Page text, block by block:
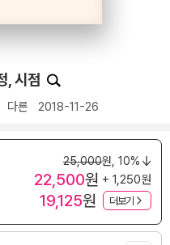
, 시점
다른 2018-11-26
25,000원, 10%
22,500원 + 1,250원
19,125원 더보기